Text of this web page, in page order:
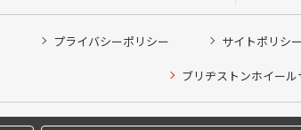
プライバシーポリシー サイトポリシー
ブリヂストンホイール
の他ピット作業の予約
えを希望のクローク契約会員の方はこちらを選択くださ
員の方はご利用いただけません